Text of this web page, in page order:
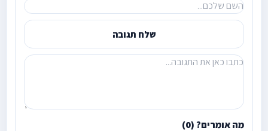
שלח תגובה
מה אומרים? (0)